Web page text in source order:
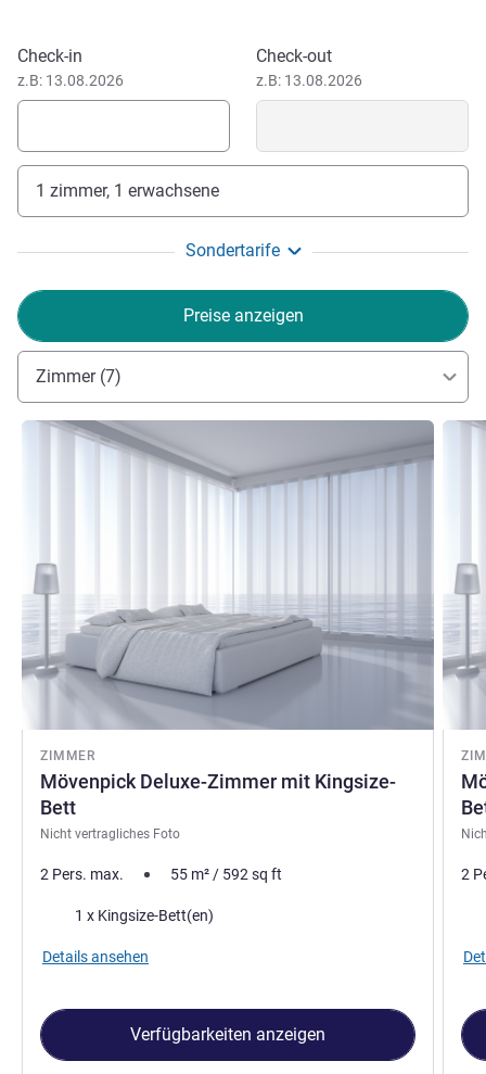
Dieses Hotel buchen
Check-in
z.B: 13.08.2026
Check-out
z.B: 13.08.2026
1 zimmer, 1 erwachsene
Sondertarife
Preise anzeigen
Zimmer (7)
ZIMMER
Mövenpick Deluxe-Zimmer mit Kingsize-
Bett
Nicht vertragliches Foto
Details ansehen
2 Pers. max. 55 m²/ 592sq ft
Bettwäsche
1 x Kingsize-Bett(en)
Details ansehen
Verfügbarkeiten anzeigen
2